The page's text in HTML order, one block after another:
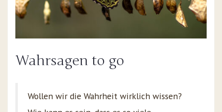
Wahrsagen to go
Wollen wir die Wahrheit wirklich wissen?